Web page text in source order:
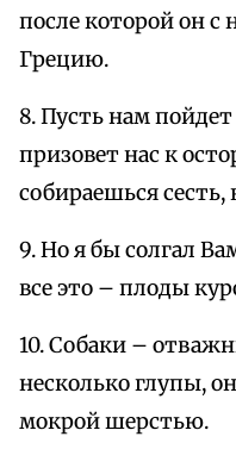
после которой он с
Грецию.
8. Пусть нам
призовет нас к
собираешься сесть,
9. Но я бы солгал
все это – плоды
10. Собаки –
несколько глупы,
мокрой шерстью.